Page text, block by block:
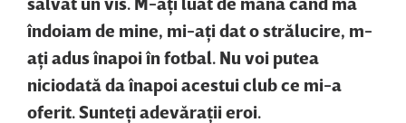
îndoiam de mine, mi-aţi dat o strălucire, m-
aţi adus înapoi în fotbal. Nu voi putea
niciodată da înapoi acestui club ce mi-a
oferit. Sunteţi adevăraţii eroi.